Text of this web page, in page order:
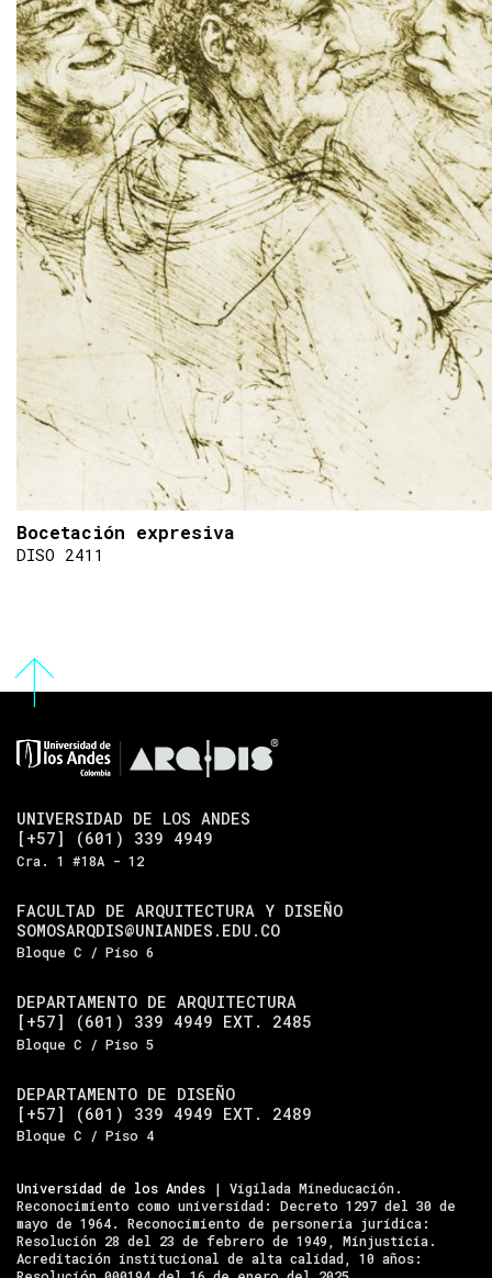
Bocetación expresiva
DISO 2411
UNIVERSIDAD DE LOS ANDES
[+57] (601) 339 4949
Cra. 1 #18A - 12
FACULTAD DE ARQUITECTURA Y DISEÑO
SOMOSARQDIS@UNIANDES.EDU.CO
Bloque C / Piso 6
DEPARTAMENTO DE ARQUITECTURA
[+57] (601) 339 4949 EXT. 2485
Bloque C / Piso 5
DEPARTAMENTO DE DISEÑO
[+57] (601) 339 4949 EXT. 2489
Bloque C / Piso 4
Universidad de los Andes | Vigilada Mineducación.
Reconocimiento como universidad: Decreto 1297 del 30 de
mayo de 1964. Reconocimiento de personería jurídica:
Resolución 28 del 23 de febrero de 1949, Minjusticia.
Acreditación institucional de alta calidad, 10 años: